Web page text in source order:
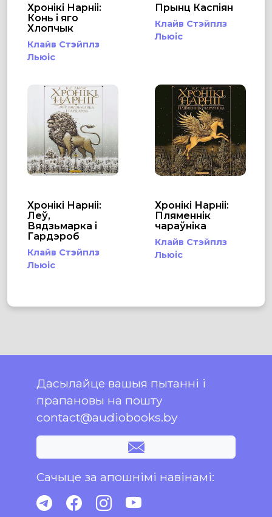
Хронікі Нарніі:
Конь і яго
Хлопчык
Клайв Стэйплз
Льюіс
Прынц Каспіян
Клайв Стэйплз
Льюіс
Хронікі Нарніі:
Леў,
Вядзьмарка і
Гардэроб
Клайв Стэйплз
Льюіс
Хронікі Нарніі:
Пляменнік
чараўніка
Клайв Стэйплз
Льюіс
Дасылайце вашыя пытанні і
прапановы на пошту
contact@audiobooks.by
Сачыце за апошнімі навінамі: